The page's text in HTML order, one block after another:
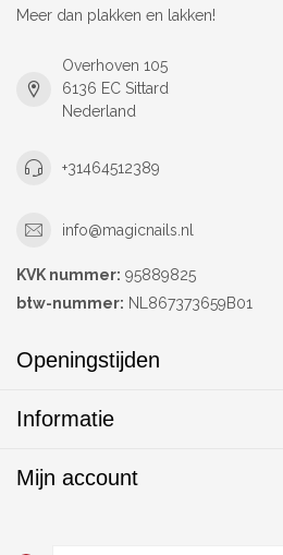
Meer dan plakken en lakken!
Overhoven 105
6136 EC Sittard
Nederland
+31464512389
info@magicnails.nl
KVK nummer: 95889825
btw-nummer: NL867373659B01
Openingstijden
Informatie
Mijn account